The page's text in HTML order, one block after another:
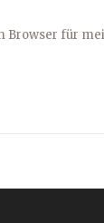
Browser für